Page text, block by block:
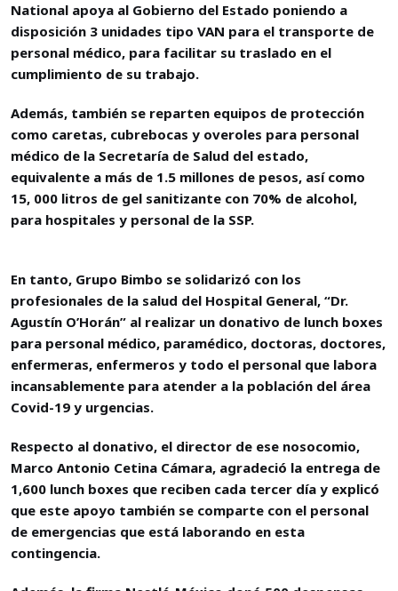
National apoya al Gobierno del Estado poniendo a
disposición 3 unidades tipo VAN para el transporte de
personal médico, para facilitar su traslado en el
cumplimiento de su trabajo.
Además, también se reparten equipos de protección
como caretas, cubrebocas y overoles para personal
médico de la Secretaría de Salud del estado,
equivalente a más de 1.5 millones de pesos, así como
15, 000 litros de gel sanitizante con 70% de alcohol,
para hospitales y personal de la SSP.
En tanto, Grupo Bimbo se solidarizó con los
profesionales de la salud del Hospital General, “Dr.
Agustín O’Horán” al realizar un donativo de lunch boxes
para personal médico, paramédico, doctoras, doctores,
enfermeras, enfermeros y todo el personal que labora
incansablemente para atender a la población del área
Covid-19 y urgencias.
Respecto al donativo, el director de ese nosocomio,
Marco Antonio Cetina Cámara, agradeció la entrega de
1,600 lunch boxes que reciben cada tercer día y explicó
que este apoyo también se comparte con el personal
de emergencias que está laborando en esta
contingencia.